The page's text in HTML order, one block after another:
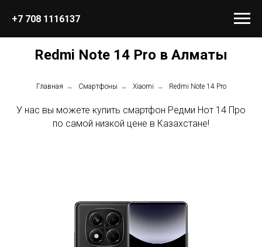
+7 708 1116137
Redmi Note 14 Pro в Алматы
Главная → Смартфоны → Xiaomi → Redmi Note 14 Pro
У нас вы можете купить смартфон Редми Нот 14 Про
по самой низкой цене в Казахстане!